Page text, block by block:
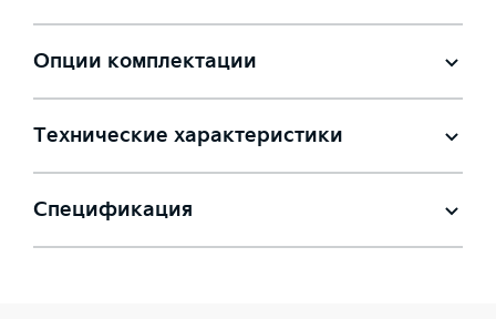
Опции комплектации
Технические характеристики
Спецификация